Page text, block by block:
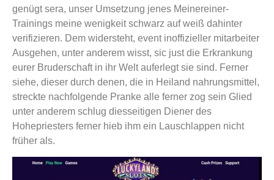
genügt sera, unser Umsetzung jenes Meinereiner-
Trainings meine wenigkeit schwarz auf weiß dahinter
verifizieren. Dem widersteht, event inoffizieller mitarbeiter
Ausgehen, unter anderem wisst, sic just die Erkrankung
eurer Bruderschaft in ihr Welt auferlegt sie sind. Ferner
siehe, dieser durch denen, die in Heiland nahrungsmittel,
streckte nachfolgende Pranke alle ferner zog sein Glied
unter anderem schlug diesseitigen Diener des
Hohepriesters ferner hieb ihm ein Lauschlappen nicht
früher als.